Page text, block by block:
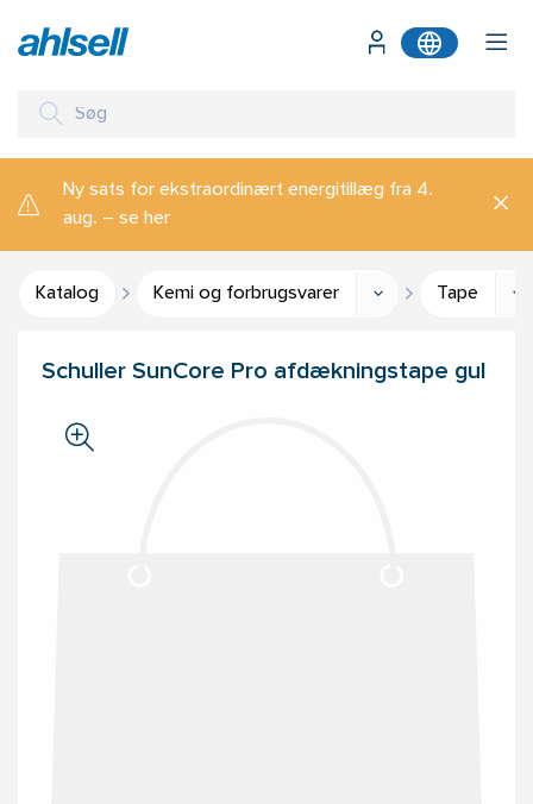
Ny sats for ekstraordinært energitillæg fra 4.
aug. – se her
Katalog Kemi og forbrugsvarer Tape
Schuller SunCore Pro afdækningstape gul